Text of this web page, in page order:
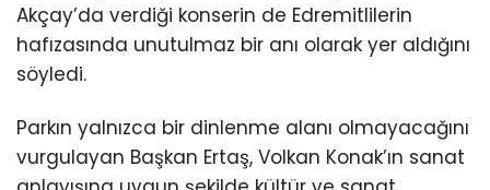
Akçay’da verdiği konserin de Edremitlilerin
hafızasında unutulmaz bir anı olarak yer aldığını
söyledi.
Parkın yalnızca bir dinlenme alanı olmayacağını
vurgulayan Başkan Ertaş, Volkan Konak’ın sanat